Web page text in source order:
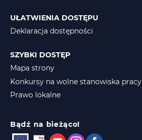
UŁATWIENIA DOSTĘPU
Deklaracja dostępności
SZYBKI DOSTĘP
Mapa strony
Konkursy na wolne stanowiska pracy
Prawo lokalne
Bądź na bieżąco!